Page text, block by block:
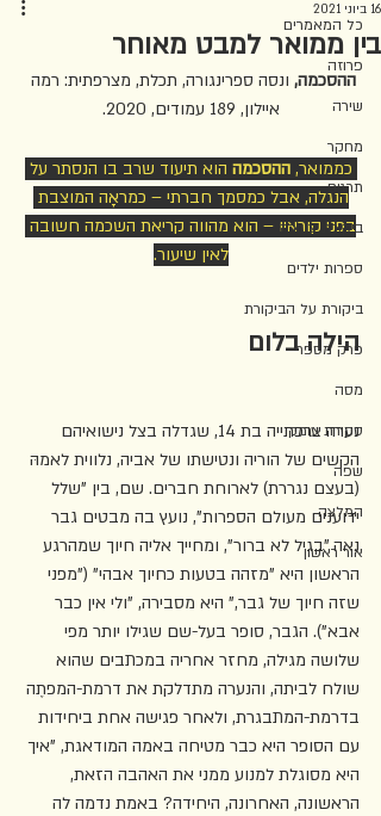
כל המאמרים
פרוזה
שירה
מחקר
תרגום
ביקורת צעירה
ספרות ילדים
ביקורת על הביקורת
פרק מספר
מסה
סקירת עומק
שפה
המלצה
אור ראשון
בין ממואר למבט מאוחר
16 ביוני 2021
ההסכמה, ונסה ספרינגורה, תכלת, מצרפתית: רמה
איילון, 189 עמודים, 2020.
ההסכמה הוא תיעוד שרב בו הנסתר על
הנגלה, אבל כמסמך חברתי – כמראָה המוצבת
בפני קוראיו – הוא מהווה קריאת השכמה חשובה
לאין שיעור.
הילה בלום
נערה צרפתייה בת 14, שגדלה בצל נישואיהם
הקשים של הוריה ונטישתו של אביה, נלווית לאמהּ
(בעצם נגררת) לארוחת חברים. שם, בין "שלל
ידוענים מעולם הספרות", נועץ בה מבטים גבר
נאה "בגיל לא ברור", ומחייך אליה חיוך שמהרגע
הראשון היא "מזהה בטעות כחיוך אבהי" ("מפני
שזה חיוך של גבר," היא מסבירה, "ולי אין כבר
אבא"). הגבר, סופר בעל-שם שגילו יותר מפי
שלושה מגילה, מחזר אחריה במכתבים שהוא
שולח לביתה, והנערה מתדלקת את דרמת-המפתֶה
בדרמת-המתבגרת, ולאחר פגישה אחת ביחידות
עם הסופר היא כבר מטיחה באמה המודאגת, "איך
היא מסוגלת למנוע ממני את האהבה הזאת,
הראשונה, האחרונה, היחידה? באמת נדמה לה